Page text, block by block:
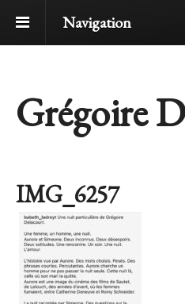
Navigation
Grégoire
IMG_6257